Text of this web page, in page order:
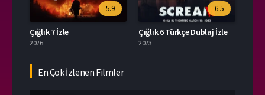
5.9
Çığlık 7 İzle
2026
6.5
Çığlık 6 Türkçe Dublaj İzle
2023
En Çok İzlenen Filmler